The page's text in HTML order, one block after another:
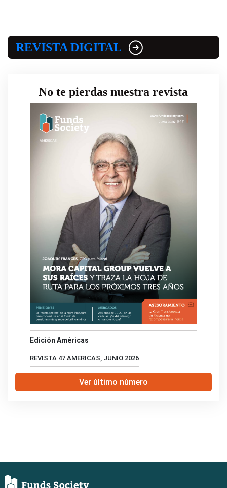
REVISTA DIGITAL
No te pierdas nuestra revista
Edición Américas
REVISTA 47 AMERICAS, JUNIO 2026
Ver último número